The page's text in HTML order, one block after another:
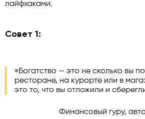
лайфхаками.
Совет 1:
«Богатство — это не сколько вы
ресторане, на курорте или в
это то, что вы отложили и
Финансовый гуру,